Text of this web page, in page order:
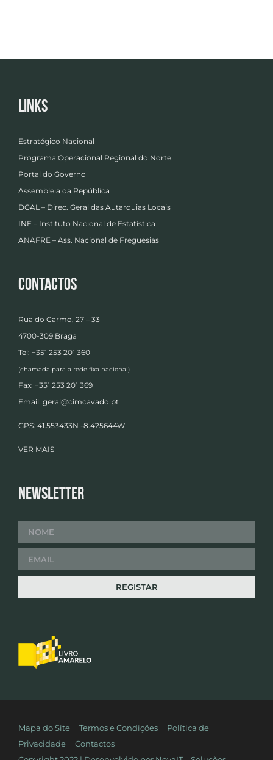
Links
Estratégico Nacional
Programa Operacional Regional do Norte
Portal do Governo
Assembleia da República
DGAL – Direc. Geral das Autarquias Locais
INE – Instituto Nacional de Estatística
ANAFRE – Ass. Nacional de Freguesias
Contactos
Rua do Carmo, 27 – 33
4700-309 Braga
Tel: +351 253 201 360
(chamada para a rede fixa nacional)
Fax: +351 253 201 369
Email: geral@cimcavado.pt
GPS: 41.553433N -8.425644W
VER MAIS
Newsletter
Mapa do Site Termos e Condições
Política de
Privacidade
Contactos